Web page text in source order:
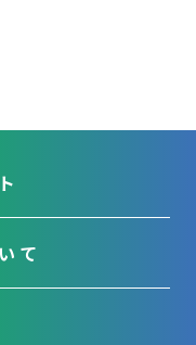
て